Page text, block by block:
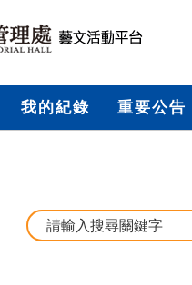
我的紀錄 重要公告